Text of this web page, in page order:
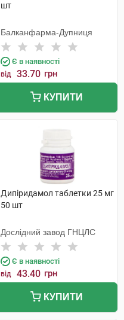
шт
Балканфарма-Дупниця
Є в наявності
від 33.70 грн
КУПИТИ
Дипіридамол таблетки 25 мг
50 шт
Дослідний завод ГНЦЛС
Є в наявності
від 43.40 грн
КУПИТИ